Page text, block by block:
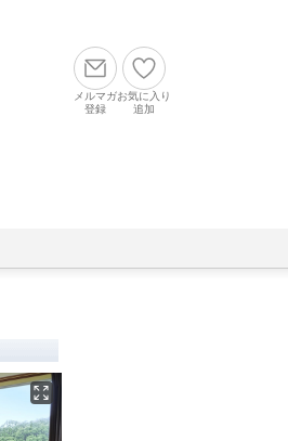
メルマガ
登録
お気に入り
追加